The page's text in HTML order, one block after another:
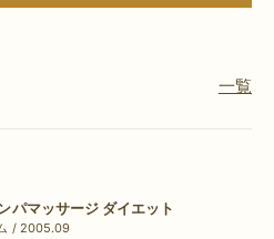
一覧
パマッサージ ダイエット
/ 2005.09